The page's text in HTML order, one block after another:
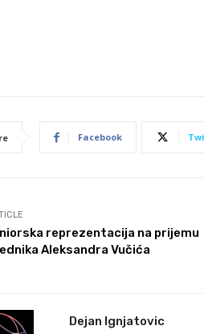
Facebook
reprezentacija na prijemu
Aleksandra Vučića
Dejan Ignjatovic